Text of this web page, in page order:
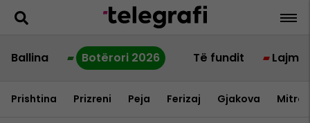
Ballina Botërori 2026 Të fundit Lajme
Prishtina Prizreni Peja Ferizaj Gjakova